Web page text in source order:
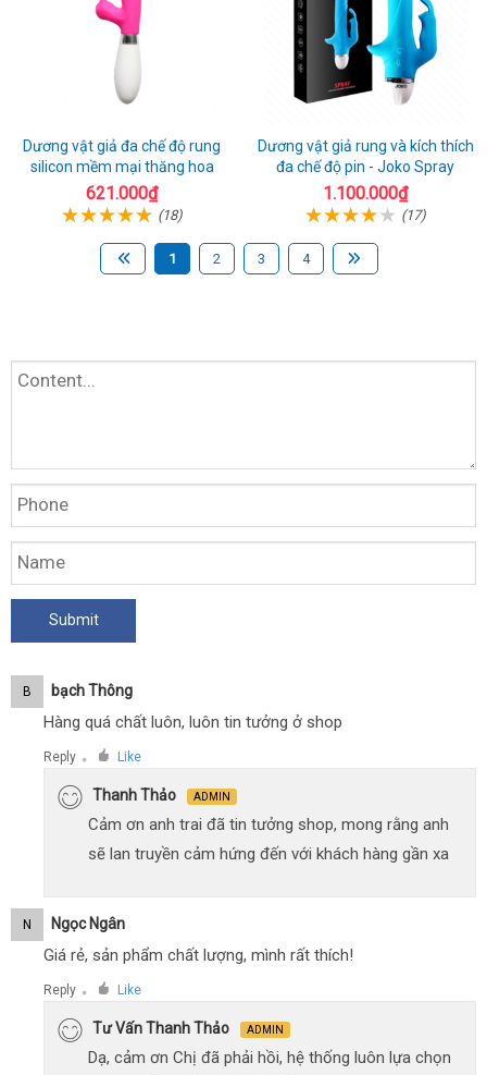
Dương vật giả đa chế độ rung
silicon mềm mại thăng hoa
621.000₫
(18)
Dương vật giả rung và kích thích
đa chế độ pin - Joko Spray
1.100.000₫
(17)
1 2 3 4
B Bạch Thông
Hàng quá chất luôn, luôn tin tưởng ở shop
Reply ● Like
Thanh Thảo ADMIN
Cảm ơn anh trai đã tin tưởng shop, mong rằng anh
sẽ lan truyền cảm hứng đến với khách hàng gần xa
N Ngọc Ngân
Giá rẻ, sản phẩm chất lượng, mình rất thích!
Reply ● Like
Tư Vấn Thanh Thảo ADMIN
Dạ, cảm ơn Chị đã phải hồi, hệ thống luôn lựa chọn